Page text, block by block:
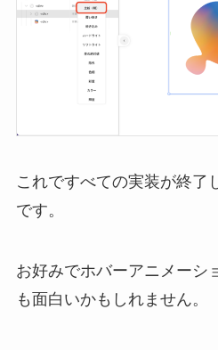
これですべての実装が終了
です。
お好みでホバーアニメーシ
も面白いかもしれません。